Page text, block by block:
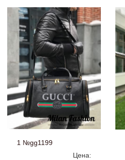
1 №gg1199
Цена: